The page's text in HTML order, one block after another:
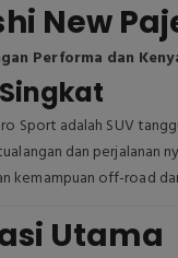
New
Performa dan
Sport adalah SUV
dan perjalanan
kemampuan off-road
Utama